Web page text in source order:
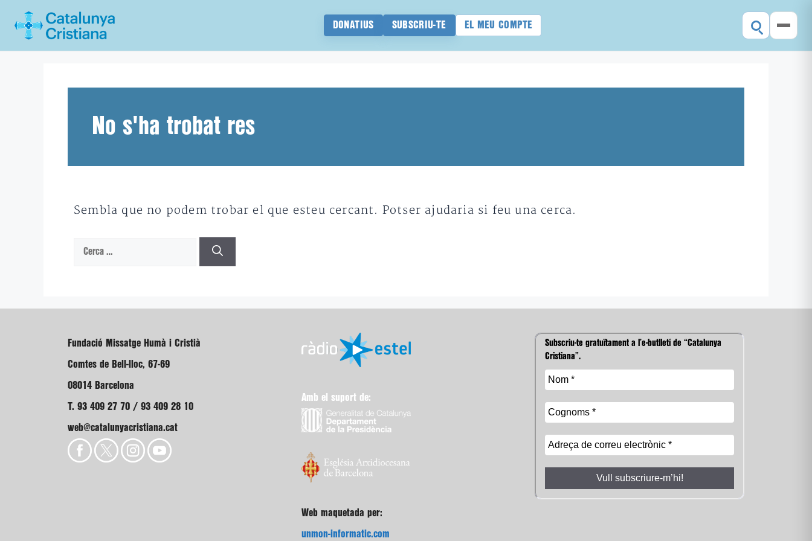
DONATIUS SUBSCRIU-TE EL MEU COMPTE
No s'ha trobat res
Sembla que no podem trobar el que esteu cercant. Potser ajudaria si feu una cerca.
Cerca:
Fundació Missatge Humà i Cristià
Comtes de Bell-lloc, 67-69
08014 Barcelona
T. 93 409 27 70 / 93 409 28 10
web@catalunyacristiana.cat
Amb el suport de:
Web maquetada per:
unmon-informatic.com
Subscriu-te gratuïtament a l’e-butlletí de “Catalunya
Cristiana”.